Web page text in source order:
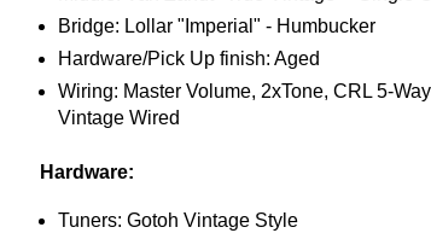
Bridge: Lollar "Imperial" - Humbucker
Hardware/Pick Up finish: Aged
Wiring: Master Volume, 2xTone, CRL 5-
Vintage Wired
Hardware:
Tuners: Gotoh Vintage Style